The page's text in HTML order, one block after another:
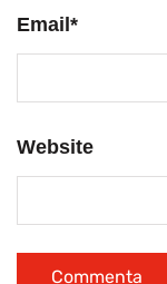
Email *
Website